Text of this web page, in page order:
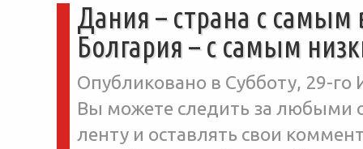
Дания – страна с
Болгария – с самым
Опубликовано в Субботу, 29-го
Вы можете следить за любыми
ленту и оставлять свои